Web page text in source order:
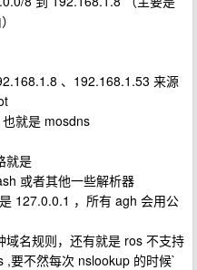
、192.168.1.53 来源
就是 mosdns
就是
或者其他一些解析器
127.0.0.1 ，所有 agh 会用公
名规则，还有就是 ros 不支持
要不然每次 nslookup 的时候`